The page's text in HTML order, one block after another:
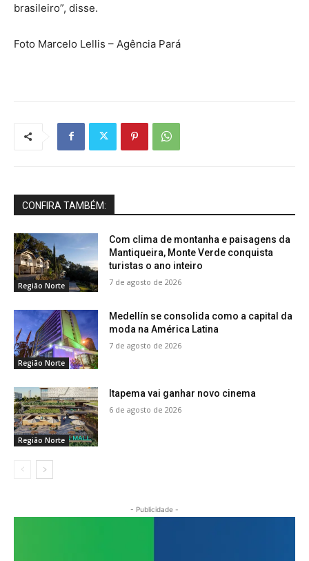
brasileiro”, disse.
Foto Marcelo Lellis – Agência Pará
CONFIRA TAMBÉM:
Região Norte
Com clima de montanha e paisagens da
Mantiqueira, Monte Verde conquista
turistas o ano inteiro
7 de agosto de 2026
Região Norte
Medellín se consolida como a capital da
moda na América Latina
7 de agosto de 2026
Região Norte
Itapema vai ganhar novo cinema
6 de agosto de 2026
- Publicidade -